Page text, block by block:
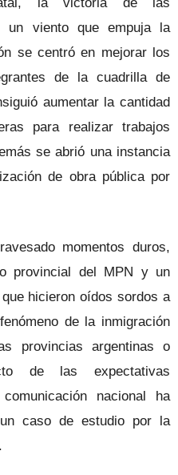
un viento que empuja la
se centró en mejorar los
de la cuadrilla de
aumentar la cantidad
para realizar trabajos
se abrió una instancia
de obra pública por
momentos duros,
provincial del MPN y un
hicieron oídos sordos a
de la inmigración
provincias argentinas o
de las expectativas
nacional ha
caso de estudio por la